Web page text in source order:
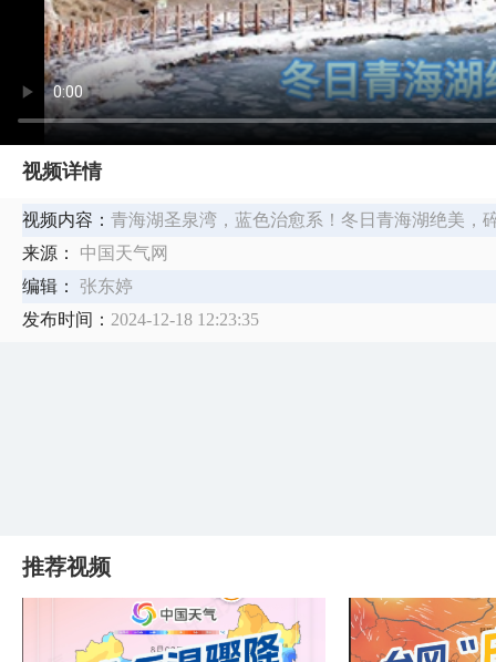
视频详情
视频内容： 青海湖圣泉湾，蓝色治愈系！冬日青海湖绝美，
来源：
中国天气网
编辑：
张东婷
发布时间： 2024-12-18 12:23:35
推荐视频